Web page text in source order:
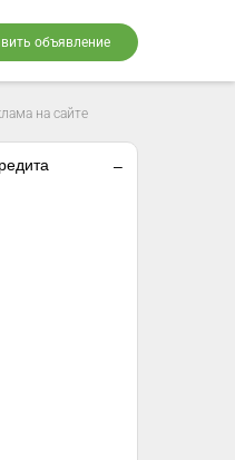
объявление
на сайте